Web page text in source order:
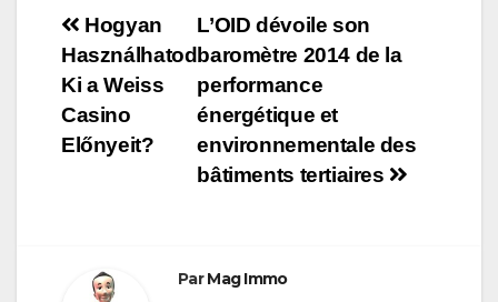
Navigation
de
l’article
L’OID dévoile son
baromètre 2014 de la
performance
énergétique et
environnementale des
bâtiments tertiaires
Hogyan
Használhatod
Ki a Weiss
Casino
Előnyeit?
ParMag Immo